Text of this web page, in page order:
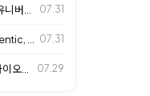
07.31
07.31
일터혁신으로 경쟁력 높인다... 에코바이오의학연구소, 상생컨설팅 MOU 체결 07.29